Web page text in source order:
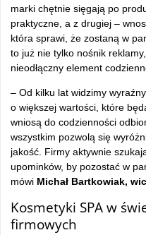
marki chętnie sięgają po
praktyczne, a z drugiej –
która sprawi, że zostaną w
to już nie tylko nośnik
nieodłączny element
– Od kilku lat widzimy
o większej wartości, które
wniosą do codzienności
wszystkim pozwolą się
jakość. Firmy aktywnie
upominków, by pozostać w
mówi Michał Bartkowiak,
Kosmetyki SPA w
firmowych